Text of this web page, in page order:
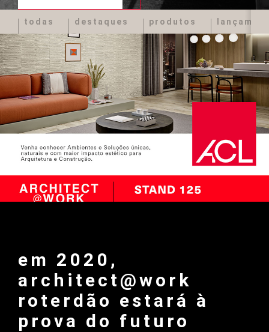
todas destaques produtos
em 2020,
architect@work
roterdão estará à
prova do futuro